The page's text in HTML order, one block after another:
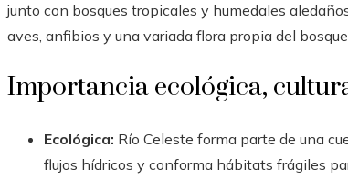
junto con bosques tropicales y humedales
aves, anfibios y una variada flora propia del
Importancia ecológica,
Ecológica: Río Celeste forma parte de una
flujos hídricos y conforma hábitats frágiles